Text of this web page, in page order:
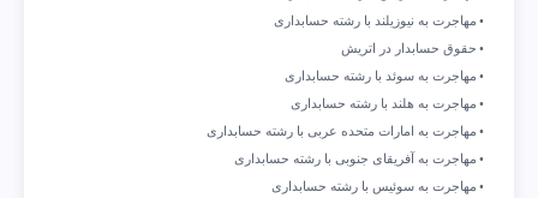
مهاجرت به نیوزیلند با رشته حسابداری
حقوق حسابدار در اتریش
مهاجرت به سوئد با رشته حسابداری
مهاجرت به هلند با رشته حسابداری
مهاجرت به امارات متحده عربی با رشته حسابداری
مهاجرت به آفریقای جنوبی با رشته حسابداری
مهاجرت به سوئیس با رشته حسابداری